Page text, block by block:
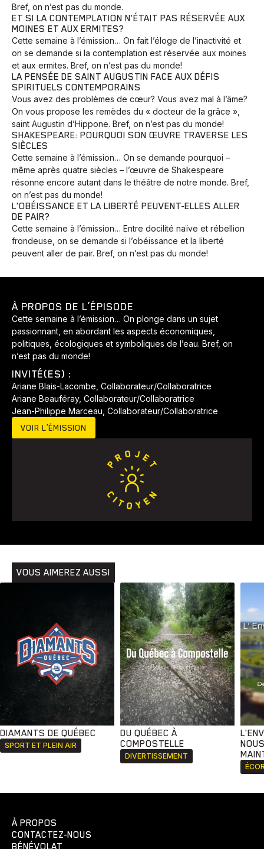
Bref, on n’est pas du monde.
ET SI LA CONTEMPLATION N'ÉTAIT PAS RÉSERVÉE AUX
MOINES ET AUX ERMITES?
Cette semaine à l’émission… On fait l’éloge de l’inactivité et
on se demande si la contemplation est réservée aux moines
et aux ermites. Bref, on n’est pas du monde!
LA PENSÉE DE SAINT AUGUSTIN FACE AUX DÉFIS
SPIRITUELS CONTEMPORAINS
Vous avez des problèmes de cœur? Vous avez mal à l’âme?
On vous propose les remèdes du « docteur de la grâce »,
saint Augustin d’Hippone. Bref, on n’est pas du monde!
SHAKESPEARE: POURQUOI SON ŒUVRE TRAVERSE LES
SIÈCLES
Cette semaine à l’émission… On se demande pourquoi –
même après quatre siècles – l’œuvre de Shakespeare
résonne encore autant dans le théâtre de notre monde. Bref,
on n’est pas du monde!
L'OBÉISSANCE ET LA LIBERTÉ PEUVENT-ELLES ALLER
DE PAIR?
Cette semaine à l’émission… Entre docilité naïve et rébellion
frondeuse, on se demande si l’obéissance et la liberté
peuvent aller de pair. Bref, on n’est pas du monde!
À PROPOS DE L’ÉPISODE
Cette semaine à l’émission… On plonge dans un sujet
passionnant, en abordant les aspects économiques,
politiques, écologiques et symboliques de l’eau. Bref, on
n’est pas du monde!
INVITÉ(ES) :
Ariane Blais-Lacombe, Collaborateur/Collaboratrice
Ariane Beauféray, Collaborateur/Collaboratrice
Jean-Philippe Marceau, Collaborateur/Collaboratrice
VOIR L’ÉMISSION
VOUS AIMEREZ AUSSI
DIAMANTS DE QUÉBEC
SPORT ET PLEIN AIR
DU QUÉBEC À
COMPOSTELLE
DIVERTISSEMENT
À PROPOS
CONTACTEZ-NOUS
BÉNÉVOLAT